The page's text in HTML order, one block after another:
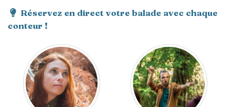
Réservez en direct votre balade avec chaque
conteur !